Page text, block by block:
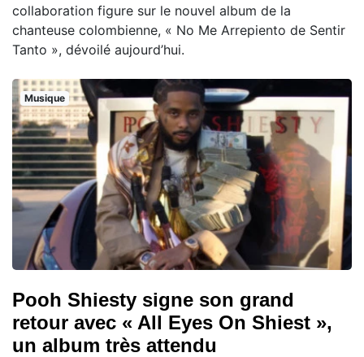
collaboration figure sur le nouvel album de la
chanteuse colombienne, « No Me Arrepiento de Sentir
Tanto », dévoilé aujourd’hui.
Musique
Pooh Shiesty signe son grand
retour avec « All Eyes On Shiest »,
un album très attendu